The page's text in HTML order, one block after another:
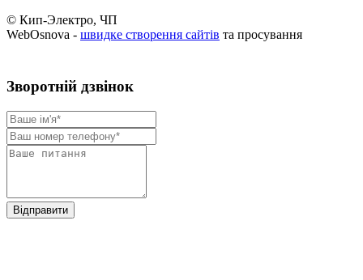
© Кип-Электро, ЧП
WebOsnova - швидке створення сайтів та просування
Зворотнiй дзвiнок